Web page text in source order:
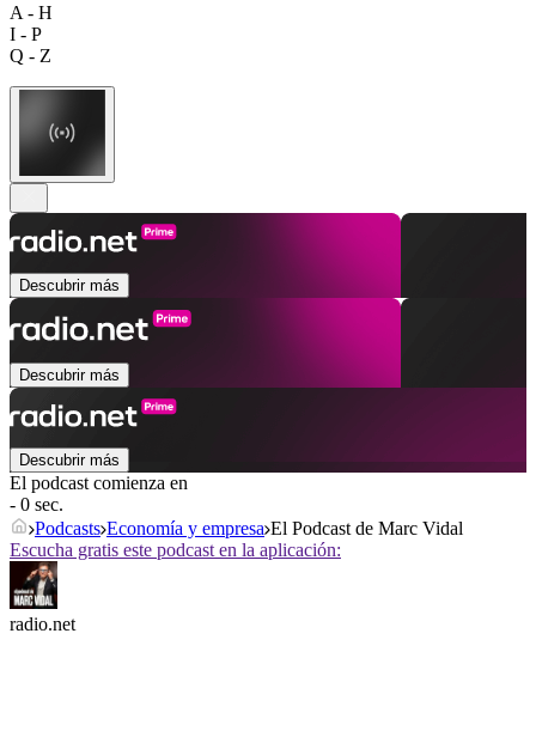
A - H
I - P
Q - Z
Descubrir más
Descubrir más
Descubrir más
El podcast comienza en
- 0 sec.
Podcasts Economía y empresa El Podcast de Marc Vidal
Escucha gratis este podcast en la aplicación:
radio.net